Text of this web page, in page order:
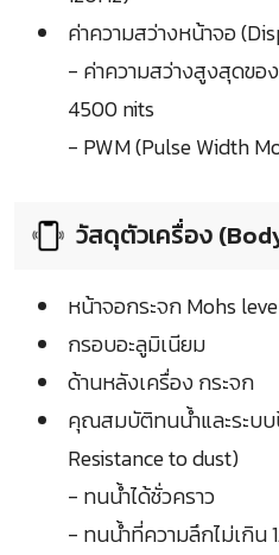
ค่าความสว่างหน้าจอ
- ค่าความสว่างสูงสุดขอ
4500 nits
- PWM (Pulse Width
วัสดุตัวเครื่อง
หน้าจอกระจก Mohs
กรอบอะลูมิเนียม
ด้านหลังเครื่อง กระจก
คุณสมบัติทนน้ำและระบ
Resistance to dust)
- ทนน้ำได้ชั่วคราว
- ทนน้ำที่ความลึกไม่เกิน